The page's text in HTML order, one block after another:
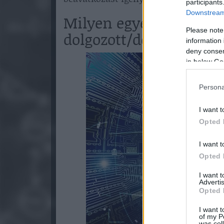
Please
information
deny
in below
I want
Opted
I want
Opted
I want
Opted
I want
of my
Milyen egyép
dolgozott/dolgozik a